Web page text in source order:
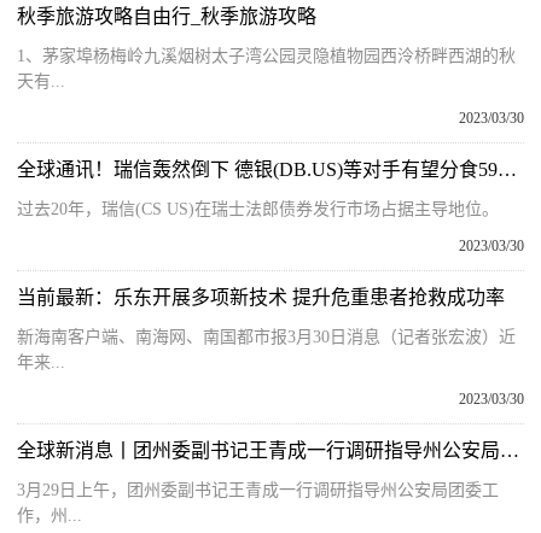
秋季旅游攻略自由行_秋季旅游攻略
1、茅家埠杨梅岭九溪烟树太子湾公园灵隐植物园西泠桥畔西湖的秋
天有...
2023/03/30
全球通讯！瑞信轰然倒下 德银(DB.US)等对手有望分食590亿美元瑞士债券发行市场
过去20年，瑞信(CS US)在瑞士法郎债券发行市场占据主导地位。
2023/03/30
当前最新：乐东开展多项新技术 提升危重患者抢救成功率
新海南客户端、南海网、南国都市报3月30日消息（记者张宏波）近
年来...
2023/03/30
全球新消息丨团州委副书记王青成一行调研指导州公安局团委工作
3月29日上午，团州委副书记王青成一行调研指导州公安局团委工
作，州...